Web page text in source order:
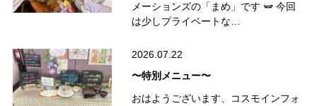
メーションズの「まめ」です 🫛 今回
は少しプライベートな…
2026.07.22
〜特別メニュー〜
おはようございます、コスモインフォ